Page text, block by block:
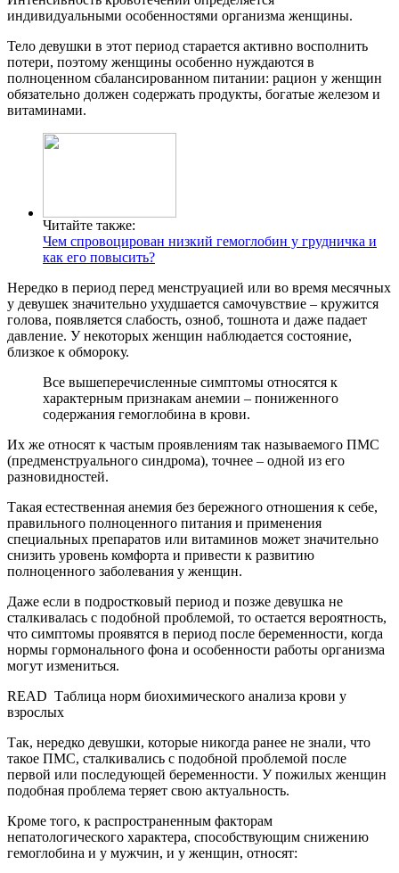
индивидуальными особенностями организма женщины.
Тело девушки в этот период старается активно восполнить
потери, поэтому женщины особенно нуждаются в
полноценном сбалансированном питании: рацион у женщин
обязательно должен содержать продукты, богатые железом и
витаминами.
Читайте также:
Чем спровоцирован низкий гемоглобин у грудничка и
как его повысить?
Нередко в период перед менструацией или во время месячных
у девушек значительно ухудшается самочувствие – кружится
голова, появляется слабость, озноб, тошнота и даже падает
давление. У некоторых женщин наблюдается состояние,
близкое к обмороку.
Все вышеперечисленные симптомы относятся к
характерным признакам анемии – пониженного
содержания гемоглобина в крови.
Их же относят к частым проявлениям так называемого ПМС
(предменструального синдрома), точнее – одной из его
разновидностей.
Такая естественная анемия без бережного отношения к себе,
правильного полноценного питания и применения
специальных препаратов или витаминов может значительно
снизить уровень комфорта и привести к развитию
полноценного заболевания у женщин.
Даже если в подростковый период и позже девушка не
сталкивалась с подобной проблемой, то остается вероятность,
что симптомы проявятся в период после беременности, когда
нормы гормонального фона и особенности работы организма
могут измениться.
READ Таблица норм биохимического анализа крови у
взрослых
Так, нередко девушки, которые никогда ранее не знали, что
такое ПМС, сталкивались с подобной проблемой после
первой или последующей беременности. У пожилых женщин
подобная проблема теряет свою актуальность.
Кроме того, к распространенным факторам
непатологического характера, способствующим снижению
гемоглобина и у мужчин, и у женщин, относят: